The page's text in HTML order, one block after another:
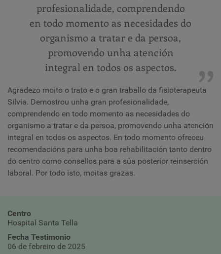
profesionalidade, comprendendo
en todo momento as necesidades do
organismo a tratar e da persoa,
promovendo unha atención
integral en todos os aspectos.
Agradezo moito o trato e o gran traballo da fisioterapeuta
Silvia. Demostrou unha gran profesionalidade,
comprendendo en todo momento as necesidades do
organismo a tratar e da persoa, promovendo unha atención
integral en todos os aspectos. En todo momento ofreceu
recomendacións para unha boa rehabilitación tanto dentro
do centro como consellos para a súa posterior reinserción
laboral. Por todo isto, moitas grazas.
Centro
Hospital Santa Tella
Fecha Testimonio
06 de febreiro de 2025